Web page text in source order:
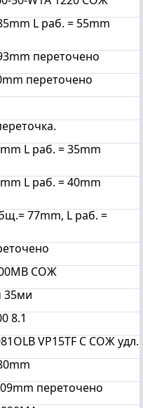
L раб. = 55mm
переточено
переточено
L раб. = 35mm
L раб. = 40mm
77mm, L раб. =
СОЖ
35ми
8.1
VP15TF С СОЖ удл.
переточено